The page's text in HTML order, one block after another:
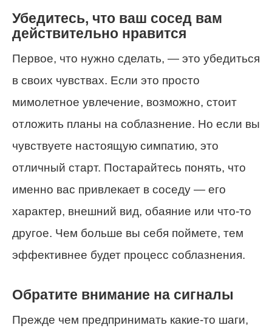
Убедитесь, что ваш сосед вам
действительно нравится
Первое, что нужно сделать, — это убедиться
в своих чувствах. Если это просто
мимолетное увлечение, возможно, стоит
отложить планы на соблазнение. Но если вы
чувствуете настоящую симпатию, это
отличный старт. Постарайтесь понять, что
именно вас привлекает в соседу — его
характер, внешний вид, обаяние или что-то
другое. Чем больше вы себя поймете, тем
эффективнее будет процесс соблазнения.
Обратите внимание на сигналы
Прежде чем предпринимать какие-то шаги,